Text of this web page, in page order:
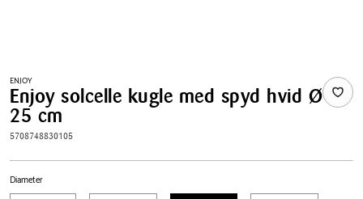
ENJOY
Enjoy solcelle kugle med spyd hvid Ø
25 cm
5708748830105
Diameter